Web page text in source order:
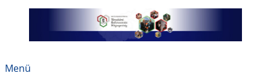
Menü